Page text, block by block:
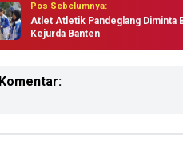
Pos Sebelumnya:
Atlet Atletik Pandeglang Diminta
Kejurda Banten
Komentar: